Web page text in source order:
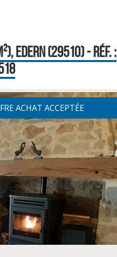
EDERN (29510) - RÉF. :
ACHAT ACCEPTÉE